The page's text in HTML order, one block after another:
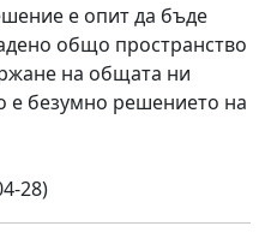
е опит да бъде
общо пространство
на общата ни
е безумно решението на
28)